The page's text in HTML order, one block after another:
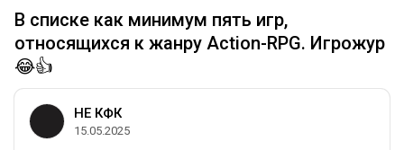
В списке как минимум пять игр,
относящихся к жанру Action-RPG. Игрожур
😂👍
НЕ КФК
15.05.2025